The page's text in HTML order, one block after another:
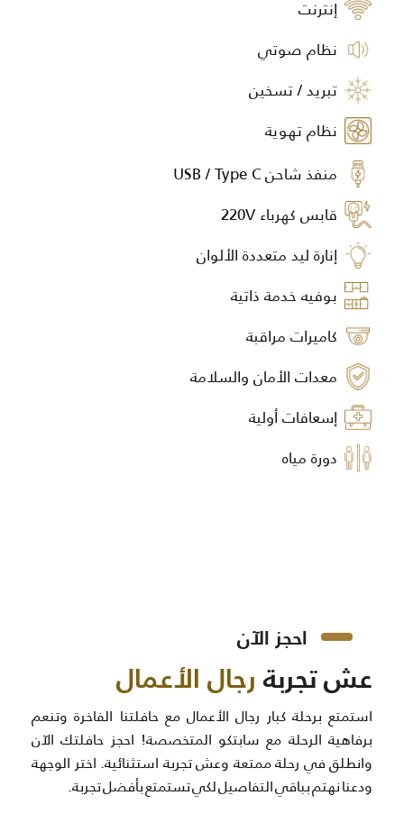
إنترنت
نظام صوتي
تبريد / تسخين
نظام تهوية
منفذ شاحن USB / Type C
قابس كهرباء 220V
إنارة ليد متعددة الألوان
بوفيه خدمة ذاتية
كاميرات مراقبة
معدات الأمان والسلامة
إسعافات أولية
دورة مياه
احجز الآن
عش تجربةرجال الأعمال
استمتع برحلة كبار رجال الأعمال مع حافلتنا الفاخرة وتنعم
برفاهية الرحلة مع سابتكو المتخصصة! احجز حافلتك الآن
وانطلق في رحلة ممتعة وعش تجربة استثنائية. اختر الوجهة
ودعنا نهتم بباقي التفاصيل لكي تستمتع بأفضل تجربة.